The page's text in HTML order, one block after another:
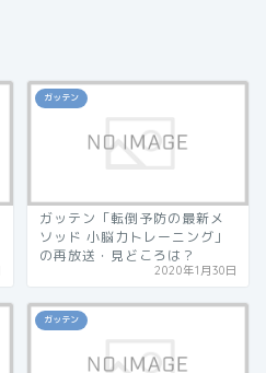
ガッテン
ガッテン「転倒予防の最新メ
ソッド 小脳力トレーニング」
の再放送・見どころは？
2020年1月30日
ガッテン